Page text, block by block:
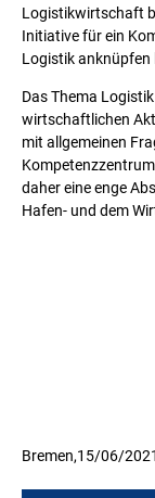
Logistikwirtschaft
Initiative für ein
Logistik anknüpfen
Das Thema
wirtschaftlichen
mit allgemeinen
daher eine enge
Hafen- und dem
Bremen,15/06/2021